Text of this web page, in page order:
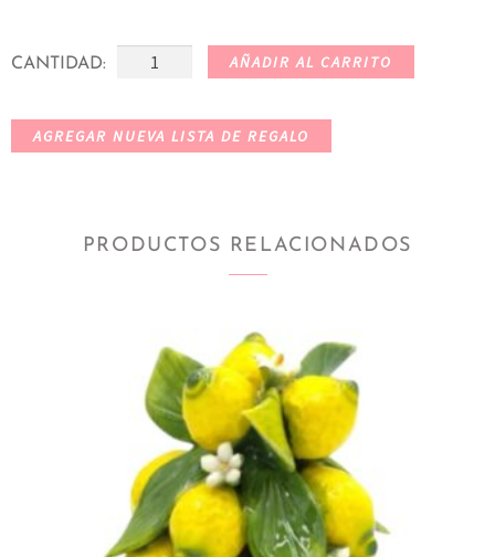
CANTIDAD: AÑADIR AL CARRITO
AGREGAR NUEVA LISTA DE REGALO
PRODUCTOS RELACIONADOS